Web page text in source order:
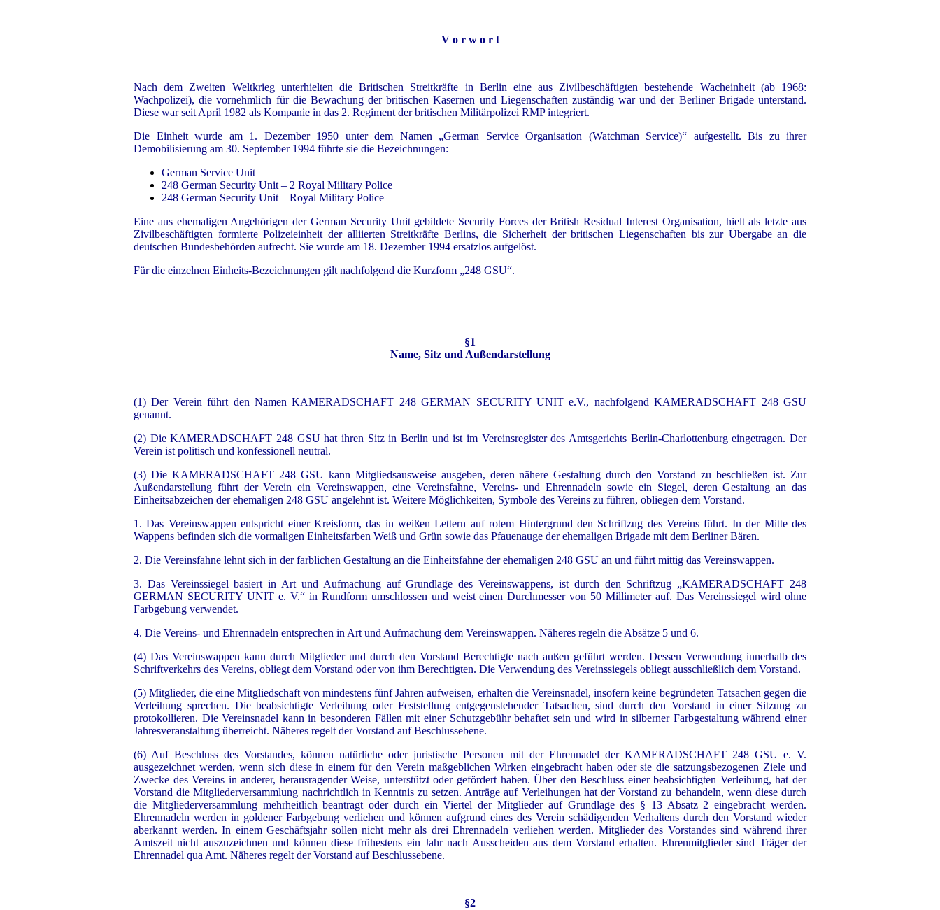
V o r w o r t
Nach dem Zweiten Weltkrieg unterhielten die Britischen Streitkräfte in Berlin eine aus Zivilbeschäftigten bestehende Wacheinheit (ab 1968:
Wachpolizei), die vornehmlich für die Bewachung der britischen Kasernen und Liegenschaften zuständig war und der Berliner Brigade unterstand.
Diese war seit April 1982 als Kompanie in das 2. Regiment der britischen Militärpolizei RMP integriert.
Die Einheit wurde am 1. Dezember 1950 unter dem Namen „German Service Organisation (Watchman Service)“ aufgestellt. Bis zu ihrer
Demobilisierung am 30. September 1994 führte sie die Bezeichnungen:
German Service Unit
248 German Security Unit – 2 Royal Military Police
248 German Security Unit – Royal Military Police
Eine aus ehemaligen Angehörigen der German Security Unit gebildete Security Forces der British Residual Interest Organisation, hielt als letzte aus
Zivilbeschäftigten formierte Polizeieinheit der alliierten Streitkräfte Berlins, die Sicherheit der britischen Liegenschaften bis zur Übergabe an die
deutschen Bundesbehörden aufrecht. Sie wurde am 18. Dezember 1994 ersatzlos aufgelöst.
Für die einzelnen Einheits-Bezeichnungen gilt nachfolgend die Kurzform „248 GSU“.
§1
Name, Sitz und Außendarstellung
(1) Der Verein führt den Namen KAMERADSCHAFT 248 GERMAN SECURITY UNIT e.V., nachfolgend KAMERADSCHAFT 248 GSU
genannt.
(2) Die KAMERADSCHAFT 248 GSU hat ihren Sitz in Berlin und ist im Vereinsregister des Amtsgerichts Berlin-Charlottenburg eingetragen. Der
Verein ist politisch und konfessionell neutral.
(3) Die KAMERADSCHAFT 248 GSU kann Mitgliedsausweise ausgeben, deren nähere Gestaltung durch den Vorstand zu beschließen ist. Zur
Außendarstellung führt der Verein ein Vereinswappen, eine Vereinsfahne, Vereins- und Ehrennadeln sowie ein Siegel, deren Gestaltung an das
Einheitsabzeichen der ehemaligen 248 GSU angelehnt ist. Weitere Möglichkeiten, Symbole des Vereins zu führen, obliegen dem Vorstand.
1. Das Vereinswappen entspricht einer Kreisform, das in weißen Lettern auf rotem Hintergrund den Schriftzug des Vereins führt. In der Mitte des
Wappens befinden sich die vormaligen Einheitsfarben Weiß und Grün sowie das Pfauenauge der ehemaligen Brigade mit dem Berliner Bären.
2. Die Vereinsfahne lehnt sich in der farblichen Gestaltung an die Einheitsfahne der ehemaligen 248 GSU an und führt mittig das Vereinswappen.
3. Das Vereinssiegel basiert in Art und Aufmachung auf Grundlage des Vereinswappens, ist durch den Schriftzug „KAMERADSCHAFT 248
GERMAN SECURITY UNIT e. V.“ in Rundform umschlossen und weist einen Durchmesser von 50 Millimeter auf. Das Vereinssiegel wird ohne
Farbgebung verwendet.
4. Die Vereins- und Ehrennadeln entsprechen in Art und Aufmachung dem Vereinswappen. Näheres regeln die Absätze 5 und 6.
(4) Das Vereinswappen kann durch Mitglieder und durch den Vorstand Berechtigte nach außen geführt werden. Dessen Verwendung innerhalb des
Schriftverkehrs des Vereins, obliegt dem Vorstand oder von ihm Berechtigten. Die Verwendung des Vereinssiegels obliegt ausschließlich dem Vorstand.
(5) Mitglieder, die eine Mitgliedschaft von mindestens fünf Jahren aufweisen, erhalten die Vereinsnadel, insofern keine begründeten Tatsachen gegen die
Verleihung sprechen. Die beabsichtigte Verleihung oder Feststellung entgegenstehender Tatsachen, sind durch den Vorstand in einer Sitzung zu
protokollieren. Die Vereinsnadel kann in besonderen Fällen mit einer Schutzgebühr behaftet sein und wird in silberner Farbgestaltung während einer
Jahresveranstaltung überreicht. Näheres regelt der Vorstand auf Beschlussebene.
(6) Auf Beschluss des Vorstandes, können natürliche oder juristische Personen mit der Ehrennadel der KAMERADSCHAFT 248 GSU e. V.
ausgezeichnet werden, wenn sich diese in einem für den Verein maßgeblichen Wirken eingebracht haben oder sie die satzungsbezogenen Ziele und
Zwecke des Vereins in anderer, herausragender Weise, unterstützt oder gefördert haben. Über den Beschluss einer beabsichtigten Verleihung, hat der
Vorstand die Mitgliederversammlung nachrichtlich in Kenntnis zu setzen. Anträge auf Verleihungen hat der Vorstand zu behandeln, wenn diese durch
die Mitgliederversammlung mehrheitlich beantragt oder durch ein Viertel der Mitglieder auf Grundlage des § 13 Absatz 2 eingebracht werden.
Ehrennadeln werden in goldener Farbgebung verliehen und können aufgrund eines des Verein schädigenden Verhaltens durch den Vorstand wieder
aberkannt werden. In einem Geschäftsjahr sollen nicht mehr als drei Ehrennadeln verliehen werden. Mitglieder des Vorstandes sind während ihrer
Amtszeit nicht auszuzeichnen und können diese frühestens ein Jahr nach Ausscheiden aus dem Vorstand erhalten. Ehrenmitglieder sind Träger der
Ehrennadel qua Amt. Näheres regelt der Vorstand auf Beschlussebene.
§2